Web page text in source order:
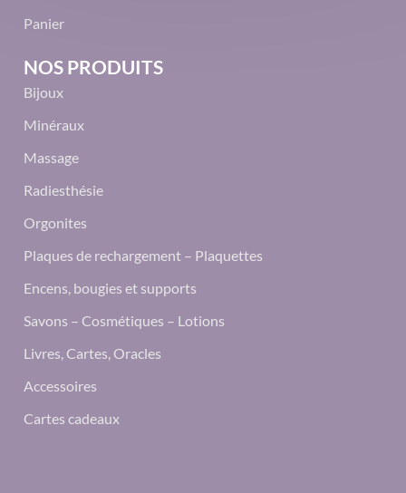
Panier
NOS PRODUITS
Bijoux
Minéraux
Massage
Radiesthésie
Orgonites
Plaques de rechargement – Plaquettes
Encens, bougies et supports
Savons – Cosmétiques – Lotions
Livres, Cartes, Oracles
Accessoires
Cartes cadeaux